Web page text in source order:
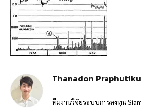
Thanadon
ทีมงานวิจัยระบบการลงทุน